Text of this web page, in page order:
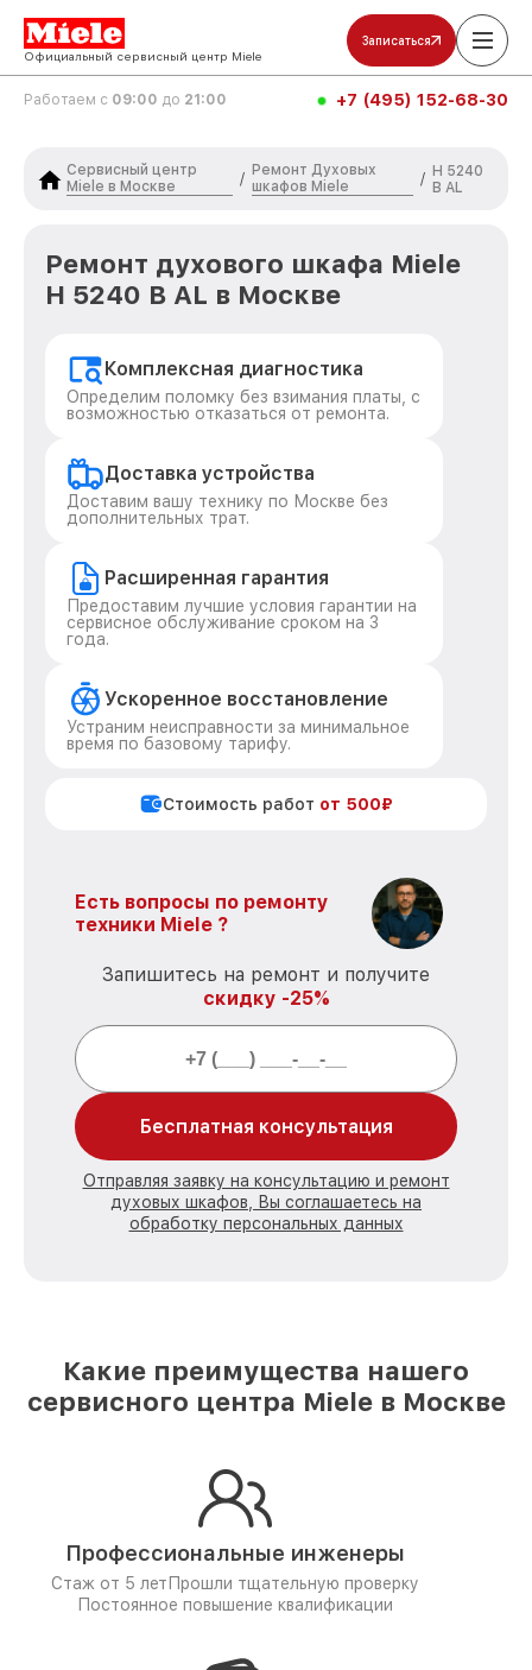
Официальный сервисный центр Miele
Записаться
Работаем с 09:00 до 21:00 +7 (495) 152-68-30
Сервисный центр
Miele в Москве
/
Ремонт Духовых
шкафов Miele
/ H 5240
B AL
Ремонт духового шкафа Miele
H 5240 B AL в Москве
Комплексная диагностика
Определим поломку без взимания платы, с
возможностью отказаться от ремонта.
Доставка устройства
Доставим вашу технику по Москве без
дополнительных трат.
Расширенная гарантия
Предоставим лучшие условия гарантии на
сервисное обслуживание сроком на 3
года.
Ускоренное восстановление
Устраним неисправности за минимальное
время по базовому тарифу.
Стоимость работ от 500₽
Есть вопросы по ремонту
техники Miele ?
Запишитесь на ремонт и получите
скидку -25%
Бесплатная консультация
Отправляя заявку на консультацию и ремонт
духовых шкафов, Вы соглашаетесь на
обработку персональных данных
Какие преимущества нашего
сервисного центра Miele в Москве
Профессиональные инженеры
Стаж от 5 лет Прошли тщательную проверку
Постоянное повышение квалификации